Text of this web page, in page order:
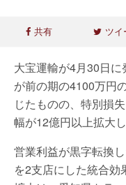
共有 ツイ
大宝運輸が4月30日
が前の期の4100万円
じたものの、特別損
幅が12億円以上拡大
営業利益が黒字転換
を2支店にした統合